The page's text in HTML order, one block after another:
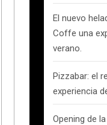
El nuevo
Coffe una
verano.
Pizzabar: el
experiencia
Opening de